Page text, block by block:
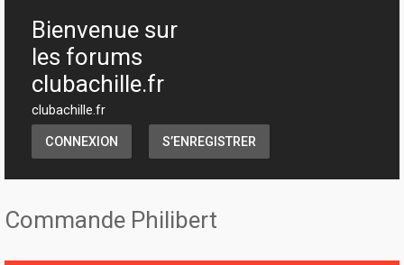
Bienvenue sur
les forums
clubachille.fr
clubachille.fr
CONNEXION S’ENREGISTRER
Commande Philibert